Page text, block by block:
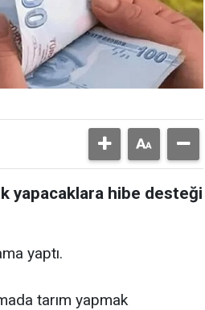
yapacaklara hibe desteği
yaptı.
tarım yapmak